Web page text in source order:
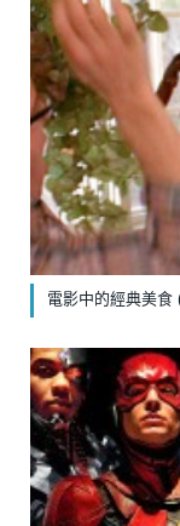
電影中的經典美食